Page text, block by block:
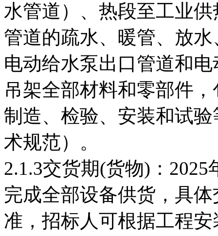
水管道）、热段至工业
管道的疏水、暖管、放
电动给水泵出口管道和
吊架全部材料和零部件
制造、检验、安装和试
术规范）。
2.1.3交货期(货物)：
完成全部设备供货，具
准，招标人可根据工程